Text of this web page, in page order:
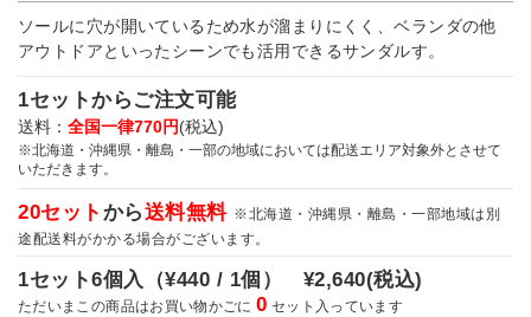
ソールに穴が開いているため水が溜まりにくく、ベランダの他
アウトドアといったシーンでも活用できるサンダルす。
1セットからご注文可能
送料： 全国一律770円(税込)
※北海道・沖縄県・離島・一部の地域においては配送エリア対象外とさせて
いただきます。
20セット から送料無料 ※北海道・沖縄県・離島・一部地域は別
途配送料がかかる場合がございます。
1セット6個入（¥440 / 1個） ¥2,640(税込)
ただいまこの商品はお買い物かごに0 セット入っています